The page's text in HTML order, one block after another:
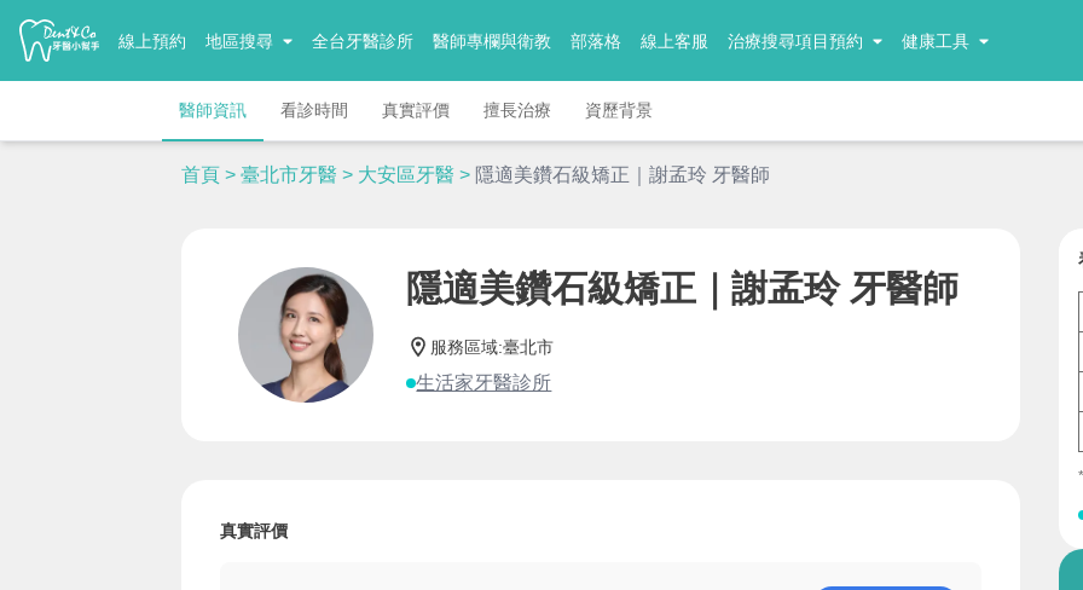
線上預約 地區搜尋 全台牙醫診所 醫師專欄與衛教 部落格 線上客服 治療搜尋項目預約 健康工具
醫師資訊 看診時間 真實評價 擅長治療 資歷背景
首頁 > 臺北市牙醫 > 大安區牙醫 > 隱適美鑽石級矯正｜謝孟玲 牙醫師
隱適美鑽石級矯正｜謝孟玲 牙醫師
服務區域:臺北市
生活家牙醫診所
真實評價